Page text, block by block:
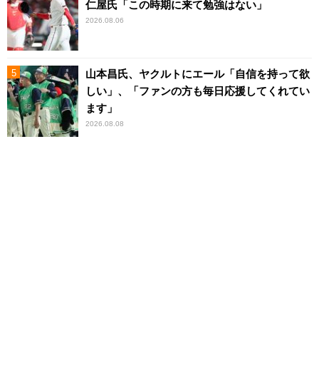
仁屋氏「この時期に来て勉強はない」
2026.08.06
山本昌氏、ヤクルトにエール「自信を持って欲
しい」、「ファンの方も毎日応援してくれてい
ます」
2026.08.08